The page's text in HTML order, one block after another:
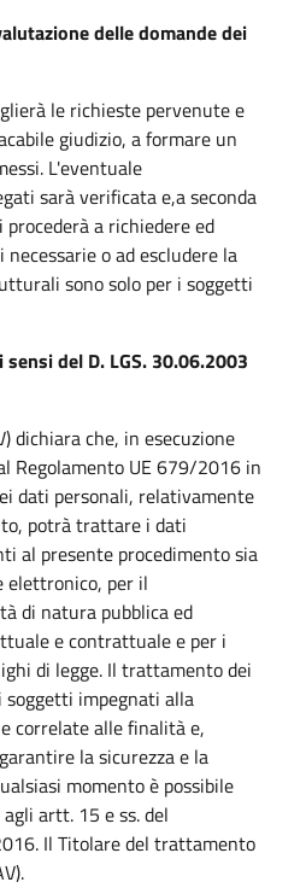
delle domande dei
le richieste pervenute e
giudizio, a formare un
L'eventuale
sarà verificata e,a seconda
a richiedere ed
o ad escludere la
sono solo per i soggetti
del D. LGS. 30.06.2003
dichiara che, in esecuzione
Regolamento UE 679/2016 in
dati personali, relativamente
potrà trattare i dati
al presente procedimento sia
elettronico, per il
di natura pubblica ed
e contrattuale e per i
di legge. Il trattamento dei
soggetti impegnati alla
correlate alle finalità e,
la sicurezza e la
momento è possibile
artt. 15 e ss. del
Il Titolare del trattamento